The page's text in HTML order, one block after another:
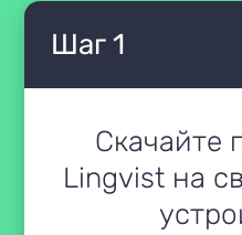
Шаг 1
Скачайте
Lingvist на